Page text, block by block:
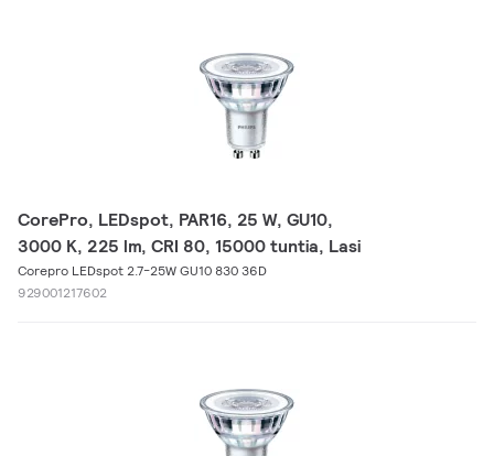
CorePro, LEDspot, PAR16, 25 W, GU10,
3000 K, 225 lm, CRI 80, 15000 tuntia, Lasi
Corepro LEDspot 2.7-25W GU10 830 36D
929001217602